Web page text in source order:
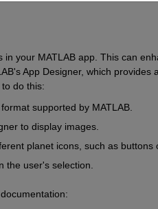
your MATLAB app. This can
App Designer, which provides
do this:
supported by MATLAB.
to display images.
planet icons, such as buttons
the user's selection.